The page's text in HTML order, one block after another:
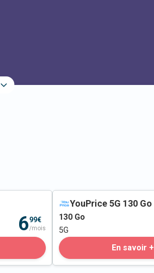
699€
/mois
YouPrice 5G 130 Go
130 Go
5G
En savoir +